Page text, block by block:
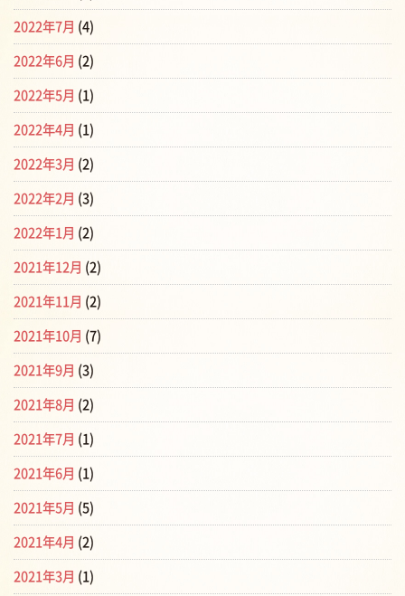
2022年7月 (4)
2022年6月 (2)
2022年5月 (1)
2022年4月 (1)
2022年3月 (2)
2022年2月 (3)
2022年1月 (2)
2021年12月 (2)
2021年11月 (2)
2021年10月 (7)
2021年9月 (3)
2021年8月 (2)
2021年7月 (1)
2021年6月 (1)
2021年5月 (5)
2021年4月 (2)
2021年3月 (1)